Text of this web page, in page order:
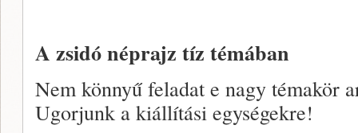
A zsidó néprajz tíz témában
Nem könnyű feladat e nagy témakör
Ugorjunk a kiállítási egységekre!